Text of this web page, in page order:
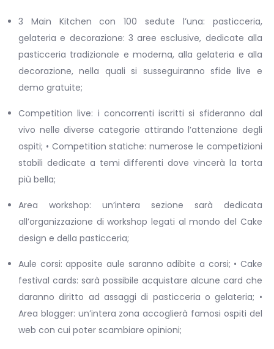
3 Main Kitchen con 100 sedute l’una: pasticceria,
gelateria e decorazione: 3 aree esclusive, dedicate alla
pasticceria tradizionale e moderna, alla gelateria e alla
decorazione, nella quali si susseguiranno sfide live e
demo gratuite;
Competition live: i concorrenti iscritti si sfideranno dal
vivo nelle diverse categorie attirando l’attenzione degli
ospiti; • Competition statiche: numerose le competizioni
stabili dedicate a temi differenti dove vincerà la torta
più bella;
Area workshop: un’intera sezione sarà dedicata
all’organizzazione di workshop legati al mondo del Cake
design e della pasticceria;
Aule corsi: apposite aule saranno adibite a corsi; • Cake
festival cards: sarà possibile acquistare alcune card che
daranno diritto ad assaggi di pasticceria o gelateria; •
Area blogger: un’intera zona accoglierà famosi ospiti del
web con cui poter scambiare opinioni;